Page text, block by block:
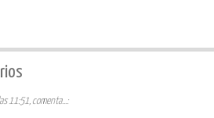
11:51, comenta...: